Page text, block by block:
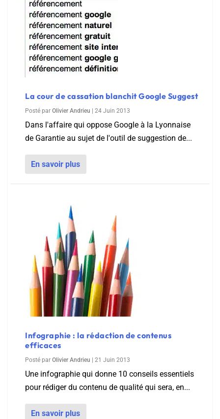
La cour de cassation blanchit Google Suggest
Posté par Olivier Andrieu 24 Juin 2013
Dans l'affaire qui oppose Google à la Lyonnaise
de Garantie au sujet de l'outil de suggestion de...
En savoir plus
Infographie : la rédaction de contenus
efficaces
Posté par Olivier Andrieu 21 Juin 2013
Une infographie qui donne 10 conseils essentiels
pour rédiger du contenu de qualité qui sera, en...
En savoir plus